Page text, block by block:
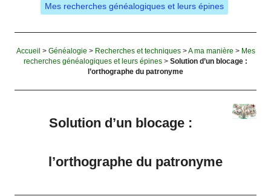
Mes recherches généalogiques et leurs épines
Accueil > Généalogie > Recherches et techniques>A ma manière > Mes
recherches généalogiques et leurs épines > Solution d’un blocage :
l’orthographe du patronyme
Solution d’un blocage :
l’orthographe du patronyme